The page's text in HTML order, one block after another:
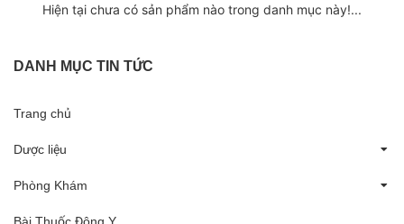
Hiện tại chưa có sản phẩm nào trong danh mục này!...
DANH MỤC TIN TỨC
Trang chủ
Dược liệu
Phòng Khám
Bài Thuốc Đông Y